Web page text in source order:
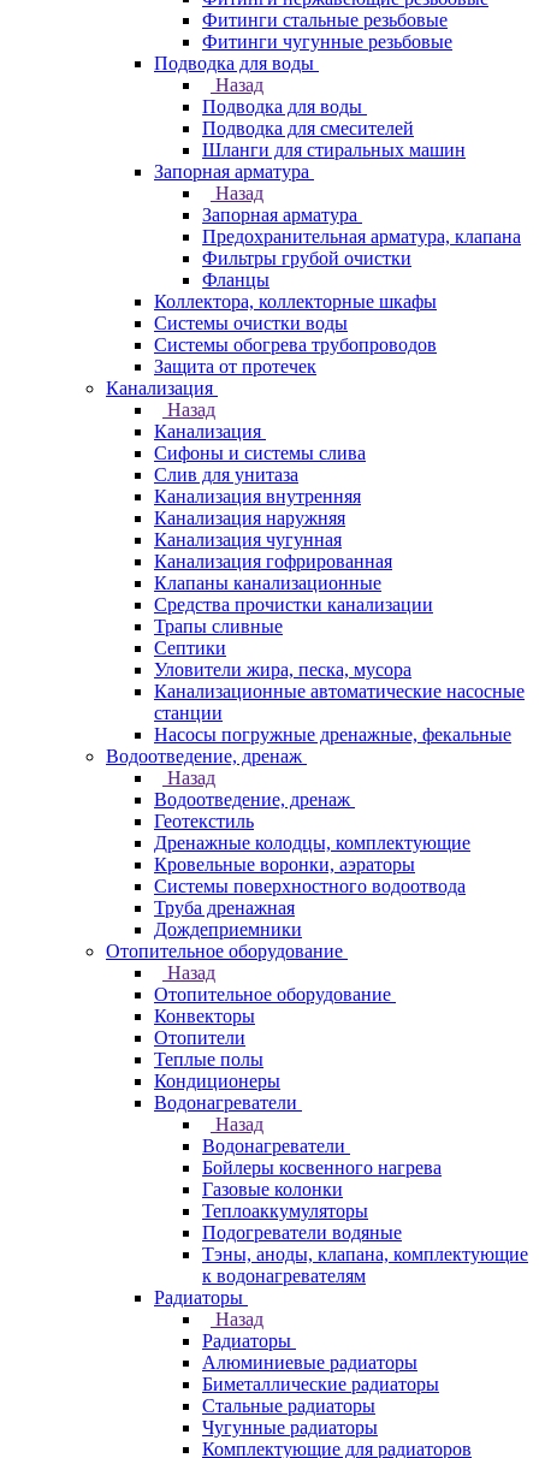
Фитинги стальные резьбовые
Фитинги чугунные резьбовые
Подводка для воды
Назад
Подводка для воды
Подводка для смесителей
Шланги для стиральных машин
Запорная арматура
Назад
Запорная арматура
Предохранительная арматура, клапана
Фильтры грубой очистки
Фланцы
Коллектора, коллекторные шкафы
Системы очистки воды
Системы обогрева трубопроводов
Защита от протечек
Канализация
Назад
Канализация
Сифоны и системы слива
Слив для унитаза
Канализация внутренняя
Канализация наружняя
Канализация чугунная
Канализация гофрированная
Клапаны канализационные
Средства прочистки канализации
Трапы сливные
Септики
Уловители жира, песка, мусора
Канализационные автоматические насосные
станции
Насосы погружные дренажные, фекальные
Водоотведение, дренаж
Назад
Водоотведение, дренаж
Геотекстиль
Дренажные колодцы, комплектующие
Кровельные воронки, аэраторы
Системы поверхностного водоотвода
Труба дренажная
Дождеприемники
Отопительное оборудование
Назад
Отопительное оборудование
Конвекторы
Отопители
Теплые полы
Кондиционеры
Водонагреватели
Назад
Водонагреватели
Бойлеры косвенного нагрева
Газовые колонки
Теплоаккумуляторы
Подогреватели водяные
Тэны, аноды, клапана, комплектующие
к водонагревателям
Радиаторы
Назад
Радиаторы
Алюминиевые радиаторы
Биметаллические радиаторы
Стальные радиаторы
Чугунные радиаторы
Комплектующие для радиаторов